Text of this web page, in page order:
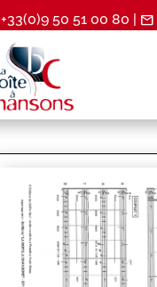
+33(0)9 50 51 00 80 | mail